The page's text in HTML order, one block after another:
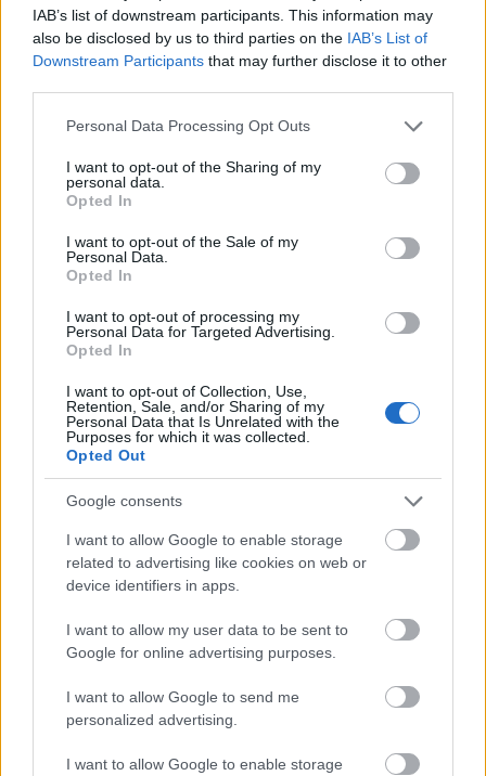
IAB’s list of downstream participants. This information may
also be disclosed by us to third parties on the IAB’s List of
Downstream Participants that may further disclose it to other
Please note that this website/app uses one or more Google
not limited to your visit or usage behaviour. You may click to
grant or deny consent to Google and its third-party tags to
use your data for below specified purposes in below Google
consent section.
Personal Data Processing Opt Outs
I want to opt-out of the Sharing of my
personal data.
Opted In
I want to opt-out of the Sale of my
Personal Data.
Opted In
I want to opt-out of processing my
Personal Data for Targeted Advertising.
Opted In
I want to opt-out of Collection, Use,
Retention, Sale, and/or Sharing of my
Personal Data that Is Unrelated with the
Purposes for which it was collected.
Opted Out
Google consents
I want to allow Google to enable storage
related to advertising like cookies on web or
device identifiers in apps.
I want to allow my user data to be sent to
Google for online advertising purposes.
I want to allow Google to send me
personalized advertising.
I want to allow Google to enable storage
Ο Λιανός ζήτησε VAR στο All Star Survivor: Στη σέντρα ο
μισθοφόρος που κλώτσησε την μπάλα του Μαρτίκα (vid)
σου πρέπει να συνδεθείς
Εγγραφή Σύνδεση